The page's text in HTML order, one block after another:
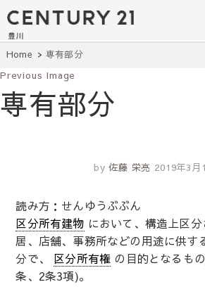
豊田市の中古
住宅・土地・
リノベ物件探
し｜センチュ
リー21豊川
建て・土地探しはセンチュリー21豊
川へ。豊田市内の最新物件情報を随
時更新中！駅近、建築条件無し、ペ
ット可、学区別など、お客様のこだ
単検索。
Home 専有部分
Previous Image
専有部分
by 佐藤 栄亮 2019年3月
読み方：せんゆうぶぶん
区分所有建物 において、構造上区
居、店舗、事務所などの用途に供す
分で、 区分所有権 の目的となるも
条、2条3項)。